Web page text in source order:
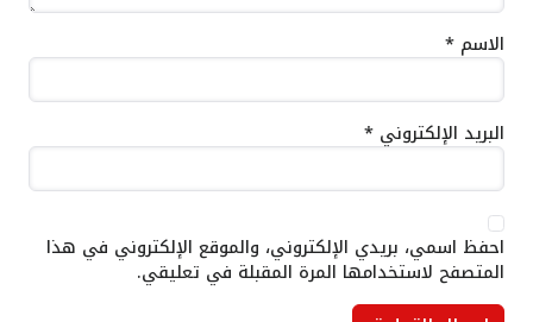
الاسم *
البريد الإلكتروني *
احفظ اسمي، بريدي الإلكتروني، والموقع الإلكتروني في هذا
المتصفح لاستخدامها المرة المقبلة في تعليقي.